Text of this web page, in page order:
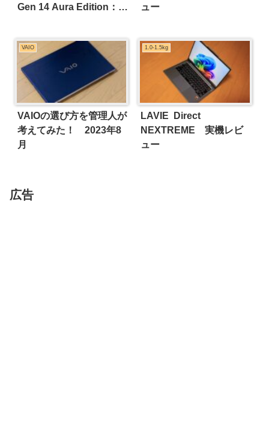
Gen 14 Aura Edition：
ジネスモバイルを徹底検
証
ュー
VAIO
VAIOの選び方を管理人が
考えてみた！ 2023年8
月
1.0-1.5kg
LAVIE Direct
NEXTREME 実機レビ
ュー
広告